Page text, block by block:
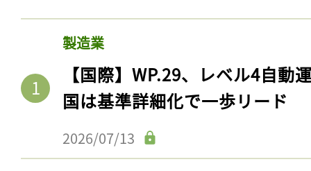
製造業
【国際】WP.29、レベル4自動
国は基準詳細化で一歩リード
2026/07/13